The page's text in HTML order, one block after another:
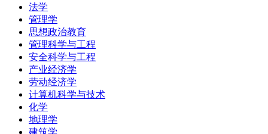
法学
管理学
思想政治教育
管理科学与工程
安全科学与工程
产业经济学
劳动经济学
计算机科学与技术
化学
地理学
建筑学